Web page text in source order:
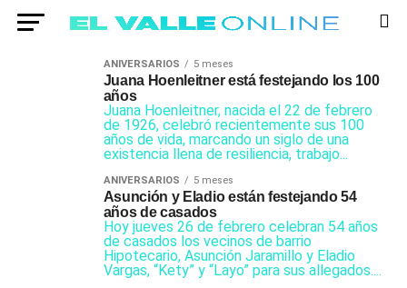
ANIVERSARIOS 5 meses
Juana Hoenleitner está festejando los 100
años
Juana Hoenleitner, nacida el 22 de febrero
de 1926, celebró recientemente sus 100
años de vida, marcando un siglo de una
existencia llena de resiliencia, trabajo...
ANIVERSARIOS 5 meses
Asunción y Eladio están festejando 54
años de casados
Hoy jueves 26 de febrero celebran 54 años
de casados los vecinos de barrio
Hipotecario, Asunción Jaramillo y Eladio
Vargas, “Kety” y “Layo” para sus allegados....